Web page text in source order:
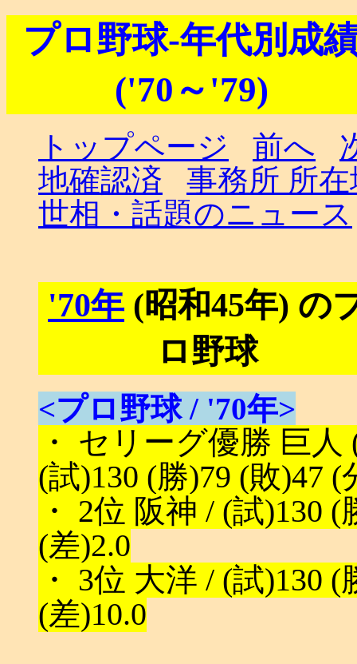
プロ野球-年代別成
('70～'79)
トップページ 前へ
地確認済
事務所 所
世相・話題のニュース
'70年 (昭和45年) の
ロ野球
<プロ野球 / '70年>
・ セリーグ優勝 巨
(試)130 (勝)79 (敗)47 (
・ 2位 阪神 / (試)130
(差)2.0
・ 3位 大洋 / (試)130
(差)10.0